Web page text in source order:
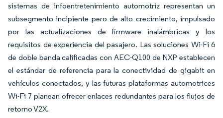
sistemas de infoentretenimiento automotriz representan un
subsegmento incipiente pero de alto crecimiento, impulsado
por las actualizaciones de firmware inalámbricas y los
requisitos de experiencia del pasajero. Las soluciones Wi-Fi 6
de doble banda calificadas con AEC-Q100 de NXP establecen
el estándar de referencia para la conectividad de gigabit en
vehículos conectados, y las futuras plataformas automotrices
Wi-Fi 7 planean ofrecer enlaces redundantes para los flujos de
retorno V2X.